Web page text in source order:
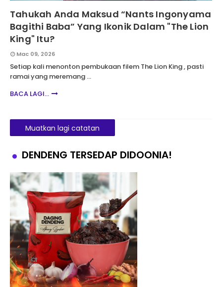
Tahukah Anda Maksud “Nants Ingonyama
Bagithi Baba” Yang Ikonik Dalam "The Lion
King" Itu?
Mac 09, 2026
Setiap kali menonton pembukaan filem The Lion King , pasti
ramai yang meremang …
BACA LAGI...
Muatkan lagi catatan
DENDENG TERSEDAP DIDOONIA!